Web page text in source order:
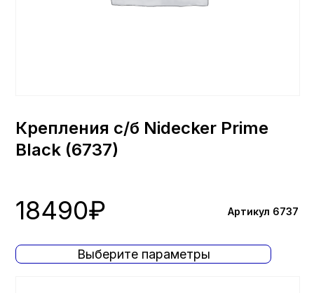
Крепления с/б Nidecker Prime
Black (6737)
18490₽ Артикул 6737
Выберите параметры